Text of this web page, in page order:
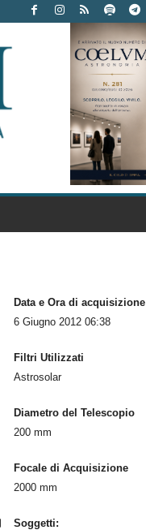
Data e Ora di acquisizione
6 Giugno 2012 06:38
Filtri Utilizzati
Astrosolar
Diametro del Telescopio
200 mm
Focale di Acquisizione
2000 mm
Soggetti: